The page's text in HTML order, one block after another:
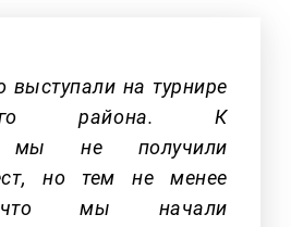
на турнире
района. К
мы не получили
но тем не менее
что мы начали